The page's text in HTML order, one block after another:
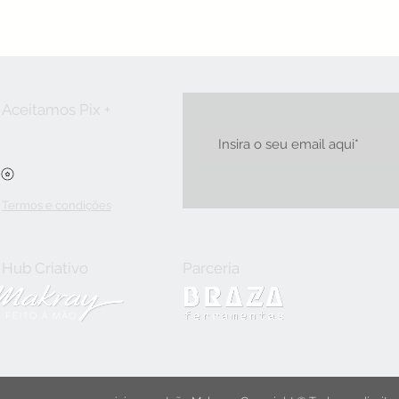
Aceitamos Pix +
Termos e condições
Hub Criativo Parceria